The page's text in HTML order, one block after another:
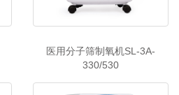
医用分子筛制氧机SL-3A-
330/530